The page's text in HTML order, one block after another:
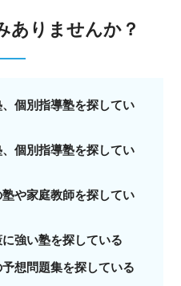
ありませんか？
個別指導塾を探してい
個別指導塾を探してい
や家庭教師を探してい
強い塾を探している
想問題集を探している